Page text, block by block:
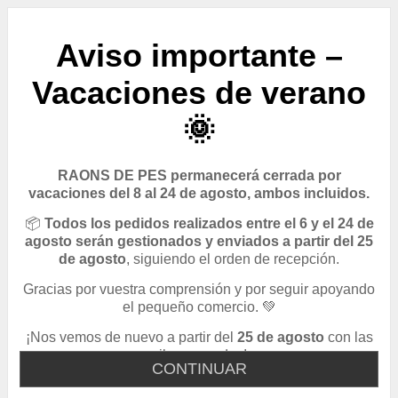
CONTINUAR
Aviso importante –
Vacaciones de verano
🌞
RAONS DE PES permanecerá cerrada por
vacaciones del 8 al 24 de agosto, ambos incluidos.
📦 Todos los pedidos realizados entre el 6 y el 24 de
agosto serán gestionados y enviados a partir del 25
de agosto, siguiendo el orden de recepción.
Gracias por vuestra comprensión y por seguir apoyando
el pequeño comercio. 💚
¡Nos vemos de nuevo a partir del 25 de agosto con las
pilas cargadas!